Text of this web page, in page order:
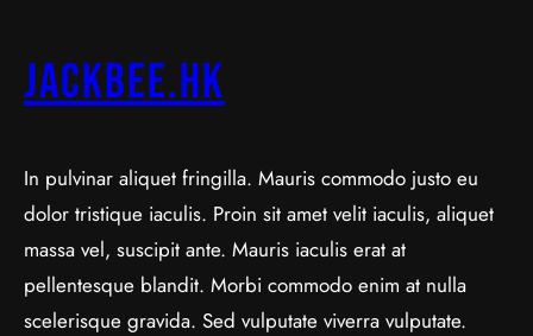
jackbee.hk
In pulvinar aliquet fringilla. Mauris commodo justo eu
dolor tristique iaculis. Proin sit amet velit iaculis, aliquet
massa vel, suscipit ante. Mauris iaculis erat at
pellentesque blandit. Morbi commodo enim at nulla
scelerisque gravida. Sed vulputate viverra vulputate.